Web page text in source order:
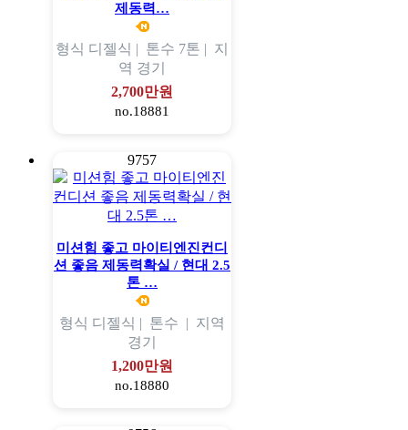
제동력…
형식 디젤식 | 톤수 7톤 | 지
역 경기
2,700만원
no.18881
9757
미션힘 좋고 마이티엔진컨디
션 좋음 제동력확실 / 현대 2.5
톤 …
형식 디젤식 | 톤수 | 지역
경기
1,200만원
no.18880